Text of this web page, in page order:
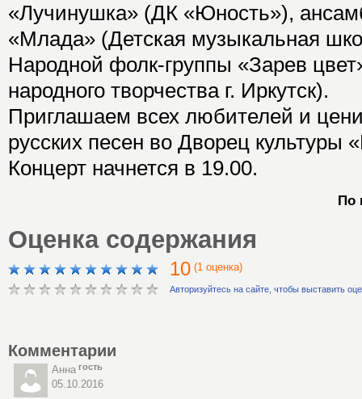
«Лучинушка» (ДК «Юность»),
«Млада» (Детская музыкальная
Народной фолк-группы «Зарев
народного творчества г. Иркутск).
Приглашаем всех любителей и
русских песен во Дворец культуры
Концерт начнется в 19.00.
По
Оценка содержания
10 (1 оценка)
Авторизуйтесь на сайте, чтобы выставить
Комментарии
Анна гость
05.10.2016